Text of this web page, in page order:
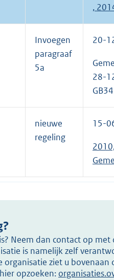
,
Invoegen
paragraaf
5a
20-
28-
nieuwe
regeling
15-
Neem dan contact op met
is namelijk zelf
ziet u bovenaan
opzoeken: